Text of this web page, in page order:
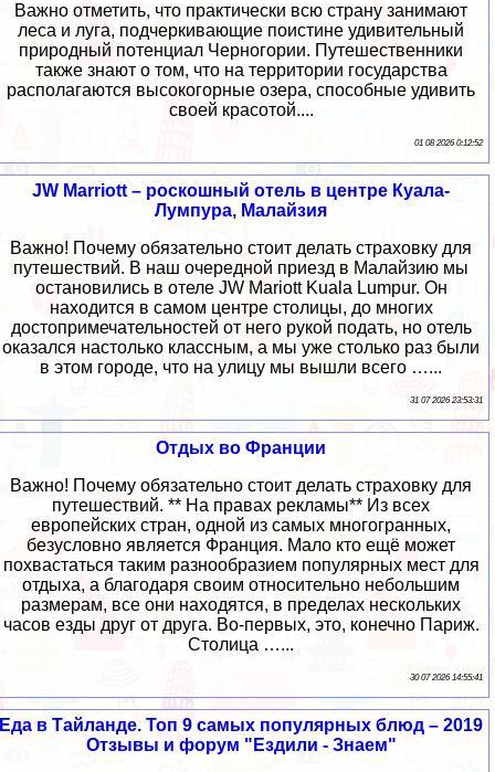
Важно отметить, что практически всю страну занимают
леса и луга, подчеркивающие поистине удивительный
природный потенциал Черногории. Путешественники
также знают о том, что на территории государства
располагаются высокогорные озера, способные удивить
своей красотой....
01 08 2026 0:12:52
JW Marriott – роскошный отель в центре Куала-
Лумпура, Малайзия
Важно! Почему обязательно стоит делать страховку для
путешествий. В наш очередной приезд в Малайзию мы
остановились в отеле JW Mariott Kuala Lumpur. Он
находится в самом центре столицы, до многих
достопримечательностей от него рукой подать, но отель
оказался настолько классным, а мы уже столько раз были
в этом городе, что на улицу мы вышли всего …...
31 07 2026 23:53:31
Отдых во Франции
Важно! Почему обязательно стоит делать страховку для
путешествий. ** На правах рекламы** Из всех
европейских стран, одной из самых многогранных,
безусловно является Франция. Мало кто ещё может
похвастаться таким разнообразием популярных мест для
отдыха, а благодаря своим относительно небольшим
размерам, все они находятся, в пределах нескольких
часов езды друг от друга. Во-первых, это, конечно Париж.
Столица …...
30 07 2026 14:55:41
Еда в Тайланде. Топ 9 самых популярных блюд – 2019
Отзывы и форум "Ездили - Знаем"